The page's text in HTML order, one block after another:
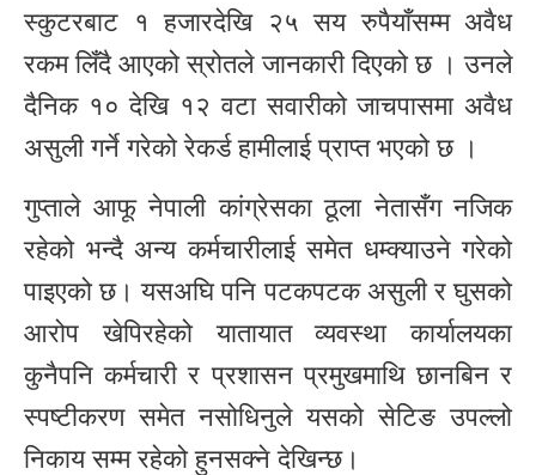
स्कुटरबाट १ हजारदेखि २५ सय रुपैयाँसम्म अवैध
रकम लिँदै आएको स्रोतले जानकारी दिएको छ । उनले
दैनिक १० देखि १२ वटा सवारीको जाचपासमा अवैध
असुली गर्ने गरेको रेकर्ड हामीलाई प्राप्त भएको छ ।
गुप्ताले आफू नेपाली कांग्रेसका ठूला नेतासँग नजिक
रहेको भन्दै अन्य कर्मचारीलाई समेत धम्क्याउने गरेको
पाइएको छ। यसअघि पनि पटकपटक असुली र घुसको
आरोप खेपिरहेको यातायात व्यवस्था कार्यालयका
कुनैपनि कर्मचारी र प्रशासन प्रमुखमाथि छानबिन र
स्पष्टीकरण समेत नसोधिनुले यसको सेटिङ उपल्लो
निकाय सम्म रहेको हुनसक्ने देखिन्छ।